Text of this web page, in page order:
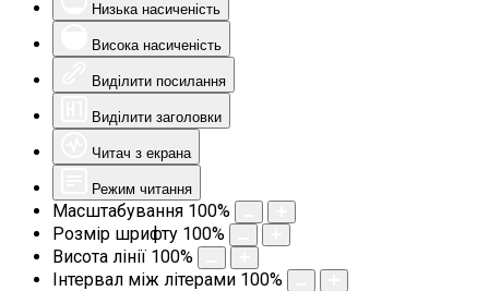
Низька насиченість
Висока насиченість
Виділити посилання
Виділити заголовки
Читач з екрана
Режим читання
Масштабування 100%
Розмір шрифту 100%
Висота лінії 100%
Інтервал між літерами 100%